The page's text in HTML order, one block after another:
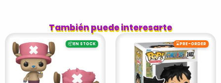
También puede interesarte
📦EN STOCK ⌛PRE-ORDER